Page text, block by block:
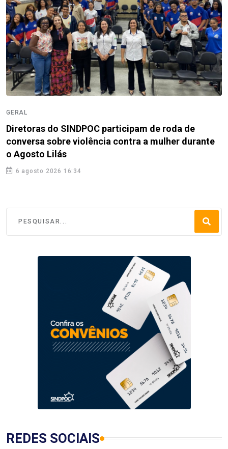
GERAL
Diretoras do SINDPOC participam de roda de
conversa sobre violência contra a mulher durante
o Agosto Lilás
6 agosto 2026 16:34
REDES SOCIAIS